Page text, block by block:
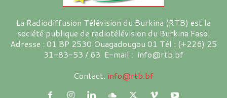
La Radiodiffusion Télévision du Burkina (RTB) est la
société publique de radiotélévision du Burkina Faso.
Adresse : 01 BP 2530 Ouagadougou 01 Tél : (+226) 25
31-83-53 / 63 E-mail : info@rtb.bf
Contact: info@rtb.bf